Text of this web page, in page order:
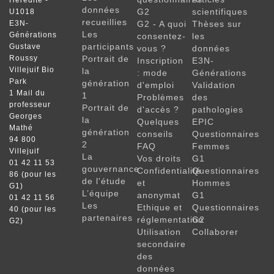
données
recueillies
Les
participants
Portrait de
la
génération
1
Portrait de
la
génération
2
La
gouvernance
de l'étude
L’équipe
Les
partenaires
G2
G2 - A quoi
consentez-
vous ?
Inscription
: mode
d'emploi
Problèmes
d'accès ?
Quelques
conseils
FAQ
Vos droits
Confidentialité
et
anonymat
Ethique et
réglementation
Utilisation
secondaire
des
données
scientifiques
Thèses sur
les
données
E3N-
Générations
Validation
des
pathologies
EPIC
Questionnaires
Femmes
G1
Questionnaires
Hommes
G1
Questionnaires
G2
Collaborer
U1018
E3N-
Générations
Gustave
Roussy
Villejuif Bio
Park
1 Mail du
professeur
Georges
Mathé
94 800
Villejuif
01 42 11 53
86 (pour les
G1)
01 42 11 56
40 (pour les
G2)